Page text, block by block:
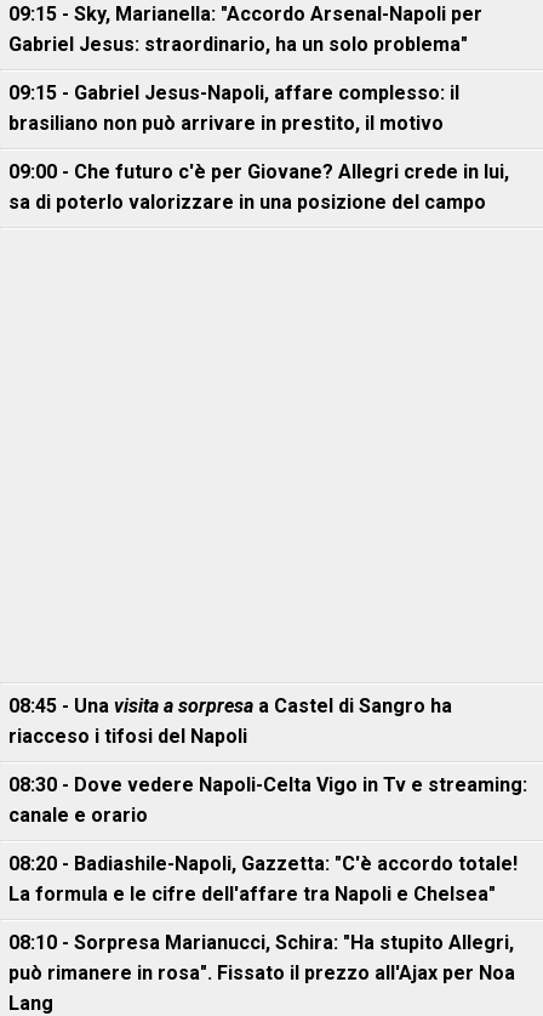
09:15 - Sky, Marianella: "Accordo Arsenal-Napoli per
Gabriel Jesus: straordinario, ha un solo problema"
09:15 - Gabriel Jesus-Napoli, affare complesso: il
brasiliano non può arrivare in prestito, il motivo
09:00 - Che futuro c'è per Giovane? Allegri crede in lui,
sa di poterlo valorizzare in una posizione del campo
08:45 - Una visita a sorpresa a Castel di Sangro ha
riacceso i tifosi del Napoli
08:30 - Dove vedere Napoli-Celta Vigo in Tv e streaming:
canale e orario
08:20 - Badiashile-Napoli, Gazzetta: "C'è accordo totale!
La formula e le cifre dell'affare tra Napoli e Chelsea"
08:10 - Sorpresa Marianucci, Schira: "Ha stupito Allegri,
può rimanere in rosa". Fissato il prezzo all'Ajax per Noa
Lang